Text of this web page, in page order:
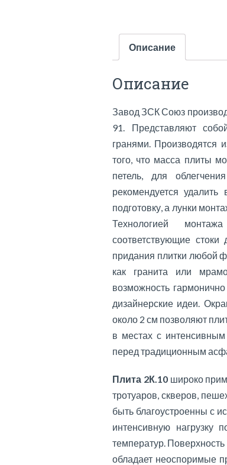
Описание
Описание
Завод ЗСК Союз
91. Представляют
гранями. Производятся
того, что масса плиты
петель, для
рекомендуется
подготовку, а лунки
Технологией
соответствующие стоки
придания плитки любой
как гранита или
возможность
дизайнерские идеи.
около 2 см позволяют
в местах с
перед традиционным
Плита 2К.10широко
тротуаров, скверов,
быть благоустроенны с
интенсивную нагрузку
температур.
обладает неоспоримые